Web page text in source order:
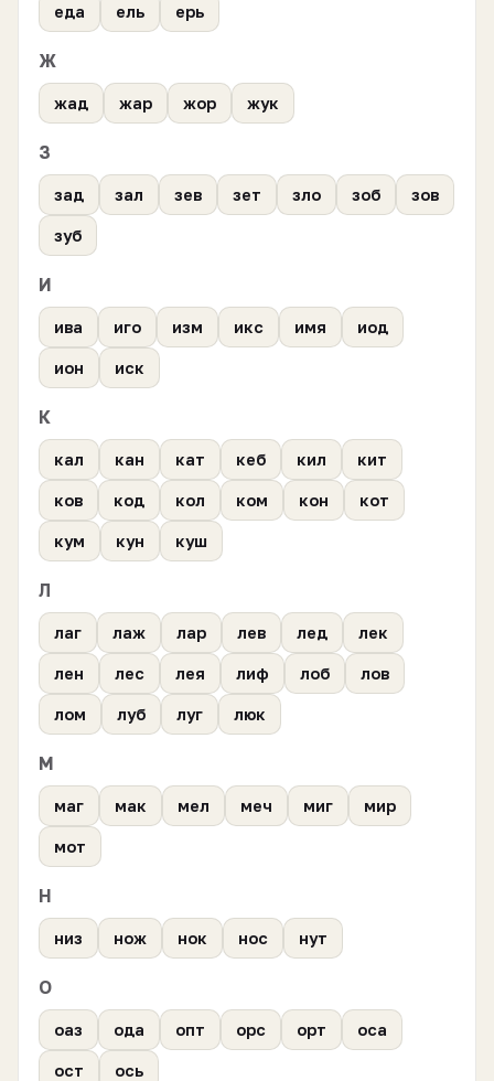
еда ель ерь
Ж
жад жар жор жук
З
зад зал зев зет зло зоб зов
зуб
И
ива иго изм икс имя иод
ион иск
К
кал кан кат кеб кил кит
ков код кол ком кон кот
кум кун куш
Л
лаг лаж лар лев лед лек
лен лес лея лиф лоб лов
лом луб луг люк
М
маг мак мел меч миг мир
мот
Н
низ нож нок нос нут
О
оаз ода опт орс орт оса
ост ось